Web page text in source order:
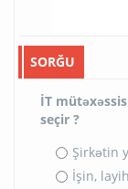
SORĞU
İT
seçir ?
Şirkətin
İşin,